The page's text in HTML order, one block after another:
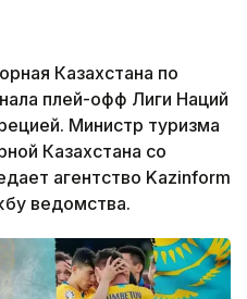
Казахстана по
плей-офф Лиги Наций
Министр туризма
Казахстана со
агентство Kazinform
ведомства.